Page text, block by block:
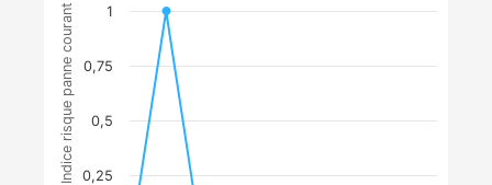
Indice risque panne courant 0,25
0,5
0,75
1